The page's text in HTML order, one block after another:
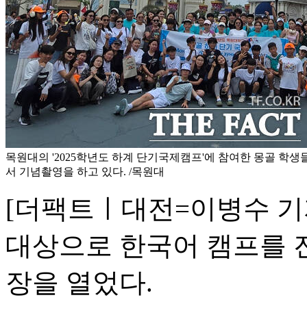
목원대의 '2025학년도 하계 단기국제캠프'에 참여한 몽골 학생
서 기념촬영을 하고 있다. /목원대
[더팩트ㅣ대전=이병수
대상으로 한국어 캠프를
장을 열었다.